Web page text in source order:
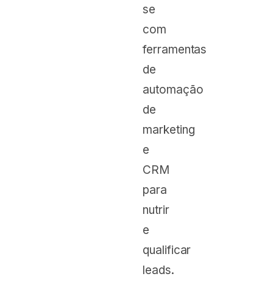
se
com
ferramentas
de
automação
de
marketing
e
CRM
para
nutrir
e
qualificar
leads.